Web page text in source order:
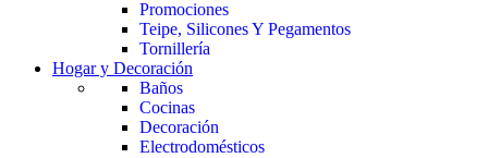
Promociones
Teipe, Silicones Y Pegamentos
Tornillería
Hogar y Decoración
Baños
Cocinas
Decoración
Electrodomésticos